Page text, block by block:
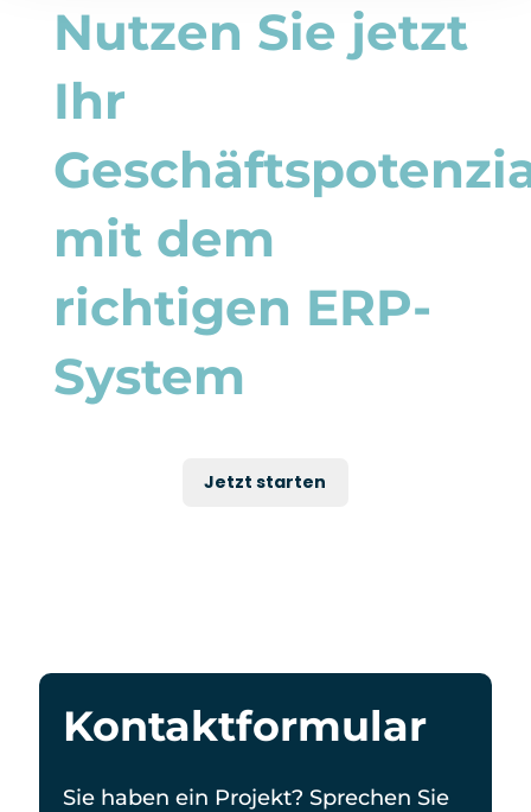
Nutzen Sie jetzt
Ihr
mit dem
richtigen ERP-
System
Jetzt starten
Kontaktformular
Sie haben ein Projekt? Sprechen Sie